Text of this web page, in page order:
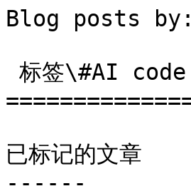
Blog posts
已标记的文章
------